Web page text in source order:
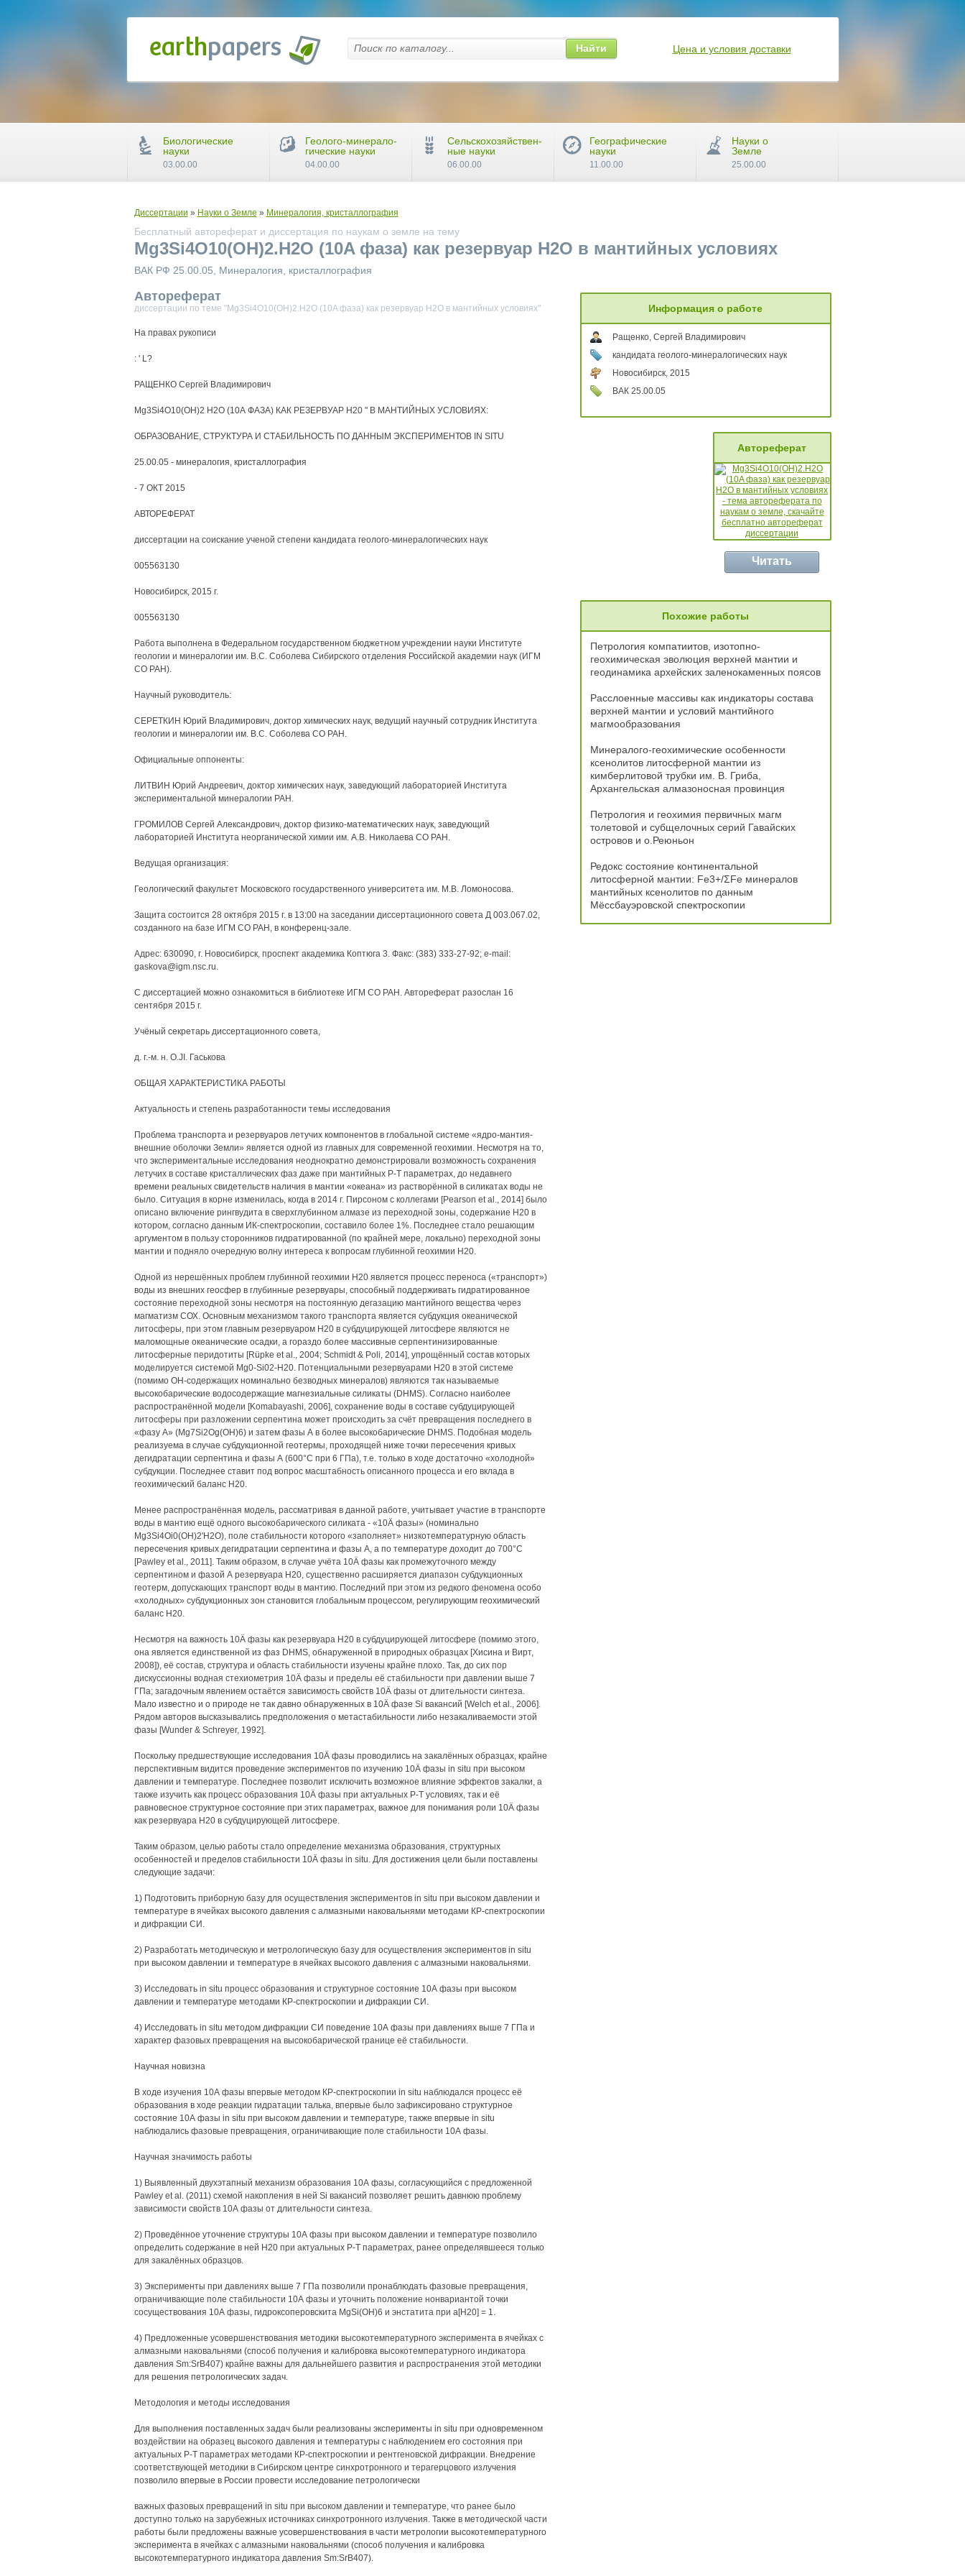
Диссертации » Науки о Земле » Минералогия, кристаллография
Бесплатный автореферат и диссертация по наукам о земле на тему
Mg3Si4O10(OH)2.H2O (10A фаза) как резервуар H2O в мантийных условиях
ВАК РФ 25.00.05, Минералогия, кристаллография
Автореферат
диссертации по теме "Mg3Si4O10(OH)2.H2O (10A фаза) как резервуар H2O в мантийных условиях"
На правах рукописи
: ' L?
РАЩЕНКО Сергей Владимирович
Mg3Si4O10(OH)2 H2O (10А ФАЗА) КАК РЕЗЕРВУАР Н20 " В МАНТИЙНЫХ УСЛОВИЯХ:
ОБРАЗОВАНИЕ, СТРУКТУРА И СТАБИЛЬНОСТЬ ПО ДАННЫМ ЭКСПЕРИМЕНТОВ IN SITU
25.00.05 - минералогия, кристаллография
- 7 ОКТ 2015
АВТОРЕФЕРАТ
диссертации на соискание ученой степени кандидата геолого-минералогических наук
005563130
Новосибирск, 2015 г.
005563130
Работа выполнена в Федеральном государственном бюджетном учреждении науки Институте
геологии и минералогии им. B.C. Соболева Сибирского отделения Российской академии наук (ИГМ
СО РАН).
Научный руководитель:
СЕРЕТКИН Юрий Владимирович, доктор химических наук, ведущий научный сотрудник Института
геологии и минералогии им. B.C. Соболева СО РАН.
Официальные оппоненты:
ЛИТВИН Юрий Андреевич, доктор химических наук, заведующий лабораторией Института
экспериментальной минералогии РАН.
ГРОМИЛОВ Сергей Александрович, доктор физико-математических наук, заведующий
лабораторией Института неорганической химии им. A.B. Николаева СО РАН.
Ведущая организация:
Геологический факультет Московского государственного университета им. М.В. Ломоносова.
Защита состоится 28 октября 2015 г. в 13:00 на заседании диссертационного совета Д 003.067.02,
созданного на базе ИГМ СО РАН, в конференц-зале.
Адрес: 630090, г. Новосибирск, проспект академика Коптюга 3. Факс: (383) 333-27-92; e-mail:
gaskova@igm.nsc.ru.
С диссертацией можно ознакомиться в библиотеке ИГМ СО РАН. Автореферат разослан 16
сентября 2015 г.
Учёный секретарь диссертационного совета,
д. г.-м. н. O.JI. Гаськова
ОБЩАЯ ХАРАКТЕРИСТИКА РАБОТЫ
Актуальность и степень разработанности темы исследования
Проблема транспорта и резервуаров летучих компонентов в глобальной системе «ядро-мантия-
внешние оболочки Земли» является одной из главных для современной геохимии. Несмотря на то,
что экспериментальные исследования неоднократно демонстрировали возможность сохранения
летучих в составе кристаллических фаз даже при мантийных Р-Т параметрах, до недавнего
времени реальных свидетельств наличия в мантии «океана» из растворённой в силикатах воды не
было. Ситуация в корне изменилась, когда в 2014 г. Пирсоном с коллегами [Pearson et al., 2014] было
описано включение рингвудита в сверхглубинном алмазе из переходной зоны, содержание Н20 в
котором, согласно данным ИК-спектроскопии, составило более 1%. Последнее стало решающим
аргументом в пользу сторонников гидратированной (по крайней мере, локально) переходной зоны
мантии и подняло очередную волну интереса к вопросам глубинной геохимии Н20.
Одной из нерешённых проблем глубинной геохимии Н20 является процесс переноса («транспорт»)
воды из внешних геосфер в глубинные резервуары, способный поддерживать гидратированное
состояние переходной зоны несмотря на постоянную дегазацию мантийного вещества через
магматизм СОХ. Основным механизмом такого транспорта является субдукция океанической
литосферы, при этом главным резервуаром Н20 в субдуцирующей литосфере являются не
маломощные океанические осадки, а гораздо более массивные серпентинизированные
литосферные перидотиты [Rüpke et al., 2004; Schmidt & Poli, 2014], упрощённый состав которых
моделируется системой Mg0-Si02-H20. Потенциальными резервуарами Н20 в этой системе
(помимо ОН-содержащих номинально безводных минералов) являются так называемые
высокобарические водосодержащие магнезиальные силикаты (DHMS). Согласно наиболее
распространённой модели [Komabayashi, 2006], сохранение воды в составе субдуцирующей
литосферы при разложении серпентина может происходить за счёт превращения последнего в
«фазу А» (Mg7Si2Og(OH)6) и затем фазы А в более высокобарические DHMS. Подобная модель
реализуема в случае субдукционной геотермы, проходящей ниже точки пересечения кривых
дегидратации серпентина и фазы А (600°С при 6 ГПа), т.е. только в ходе достаточно «холодной»
субдукции. Последнее ставит под вопрос масштабность описанного процесса и его вклада в
геохимический баланс Н20.
Менее распространённая модель, рассматривая в данной работе, учитывает участие в транспорте
воды в мантию ещё одного высокобарического силиката - «10Ä фазы» (номинально
Mg3Si4Oi0(OH)2'H2O), поле стабильности которого «заполняет» низкотемпературную область
пересечения кривых дегидратации серпентина и фазы А, а по температуре доходит до 700°С
[Pawley et al., 2011]. Таким образом, в случае учёта 10Ä фазы как промежуточного между
серпентином и фазой А резервуара Н20, существенно расширяется диапазон субдукционных
геотерм, допускающих транспорт воды в мантию. Последний при этом из редкого феномена особо
«холодных» субдукционных зон становится глобальным процессом, регулирующим геохимический
баланс Н20.
Несмотря на важность 10Ä фазы как резервуара Н20 в субдуцирующей литосфере (помимо этого,
она является единственной из фаз DHMS, обнаруженной в природных образцах [Хисина и Вирт,
2008]), её состав, структура и область стабильности изучены крайне плохо. Так, до сих пор
дискуссионны водная стехиометрия 10Ä фазы и пределы её стабильности при давлении выше 7
ГПа; загадочным явлением остаётся зависимость свойств 10Ä фазы от длительности синтеза.
Мало известно и о природе не так давно обнаруженных в 10Ä фазе Si вакансий [Welch et al., 2006].
Рядом авторов высказывались предположения о метастабильности либо незакаливаемости этой
фазы [Wunder & Schreyer, 1992].
Поскольку предшествующие исследования 10Ä фазы проводились на закалённых образцах, крайне
перспективным видится проведение экспериментов по изучению 10Ä фазы in situ при высоком
давлении и температуре. Последнее позволит исключить возможное влияние эффектов закалки, а
также изучить как процесс образования 10Ä фазы при актуальных Р-Т условиях, так и её
равновесное структурное состояние при этих параметрах, важное для понимания роли 10Ä фазы
как резервуара Н20 в субдуцирующей литосфере.
Таким образом, целью работы стало определение механизма образования, структурных
особенностей и пределов стабильности 10Ä фазы in situ. Для достижения цели были поставлены
следующие задачи:
1) Подготовить приборную базу для осуществления экспериментов in situ при высоком давлении и
температуре в ячейках высокого давления с алмазными наковальнями методами КР-спектроскопии
и дифракции СИ.
2) Разработать методическую и метрологическую базу для осуществления экспериментов in situ
при высоком давлении и температуре в ячейках высокого давления с алмазными наковальнями.
3) Исследовать in situ процесс образования и структурное состояние 10А фазы при высоком
давлении и температуре методами КР-спектроскопии и дифракции СИ.
4) Исследовать in situ методом дифракции СИ поведение 10А фазы при давлениях выше 7 ГПа и
характер фазовых превращения на высокобарической границе её стабильности.
Научная новизна
В ходе изучения 10А фазы впервые методом КР-спектроскопии in situ наблюдался процесс её
образования в ходе реакции гидратации талька, впервые было зафиксировано структурное
состояние 10А фазы in situ при высоком давлении и температуре, также впервые in situ
наблюдались фазовые превращения, ограничивающие поле стабильности 10А фазы.
Научная значимость работы
1) Выявленный двухэтапный механизм образования 10А фазы, согласующийся с предложенной
Pawley et al. (2011) схемой накопления в ней Si вакансий позволяет решить давнюю проблему
зависимости свойств 10А фазы от длительности синтеза.
2) Проведённое уточнение структуры 10А фазы при высоком давлении и температуре позволило
определить содержание в ней Н20 при актуальных Р-Т параметрах, ранее определявшееся только
для закалённых образцов.
3) Эксперименты при давлениях выше 7 ГПа позволили пронаблюдать фазовые превращения,
ограничивающие поле стабильности 10А фазы и уточнить положение нонвариантой точки
сосуществования 10А фазы, гидроксоперовскита MgSi(OH)6 и энстатита при а[Н20] = 1.
4) Предложенные усовершенствования методики высокотемпературного эксперимента в ячейках с
алмазными наковальнями (способ получения и калибровка высокотемпературного индикатора
давления Sm:SrB407) крайне важны для дальнейшего развития и распространения этой методики
для решения петрологических задач.
Методология и методы исследования
Для выполнения поставленных задач были реализованы эксперименты in situ при одновременном
воздействии на образец высокого давления и температуры с наблюдением его состояния при
актуальных Р-Т параметрах методами КР-спектроскопии и рентгеновской дифракции. Внедрение
соответствующей методики в Сибирском центре синхротронного и терагерцового излучения
позволило впервые в России провести исследование петрологически
важных фазовых превращений in situ при высоком давлении и температуре, что ранее было
доступно только на зарубежных источниках синхротронного излучения. Также в методической части
работы были предложены важные усовершенствования в части метрологии высокотемпературного
эксперимента в ячейках с алмазными наковальнями (способ получения и калибровка
высокотемпературного индикатора давления Sm:SrB407).
Информация о работе
Ращенко, Сергей Владимирович
кандидата геолого-минералогических наук
Новосибирск, 2015
ВАК 25.00.05
Автореферат
Читать
Похожие работы
Петрология компатиитов, изотопно-
геохимическая эволюция верхней мантии и
геодинамика архейских заленокаменных поясов
Расслоенные массивы как индикаторы состава
верхней мантии и условий мантийного
магмообразования
Минералого-геохимические особенности
ксенолитов литосферной мантии из
кимберлитовой трубки им. В. Гриба,
Архангельская алмазоносная провинция
Петрология и геохимия первичных магм
толетовой и субщелочных серий Гавайских
островов и о.Реюньон
Редокс состояние континентальной
литосферной мантии: Fe3+/ΣFe минералов
мантийных ксенолитов по данным
Мёссбауэровской спектроскопии
Найти Цена и условия доставки
Биологические
науки
03.00.00
Геолого-минерало-
гические науки
04.00.00
Сельскохозяйствен-
ные науки
06.00.00
Географические
науки
11.00.00
Науки о
Земле
25.00.00